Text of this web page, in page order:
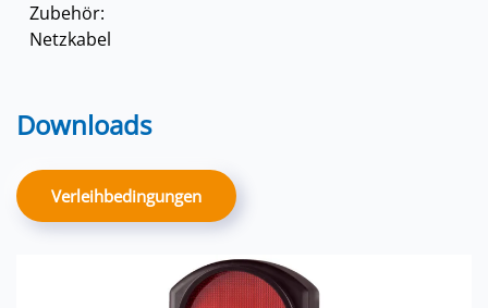
Zubehör:
Netzkabel
Downloads
Verleihbedingungen